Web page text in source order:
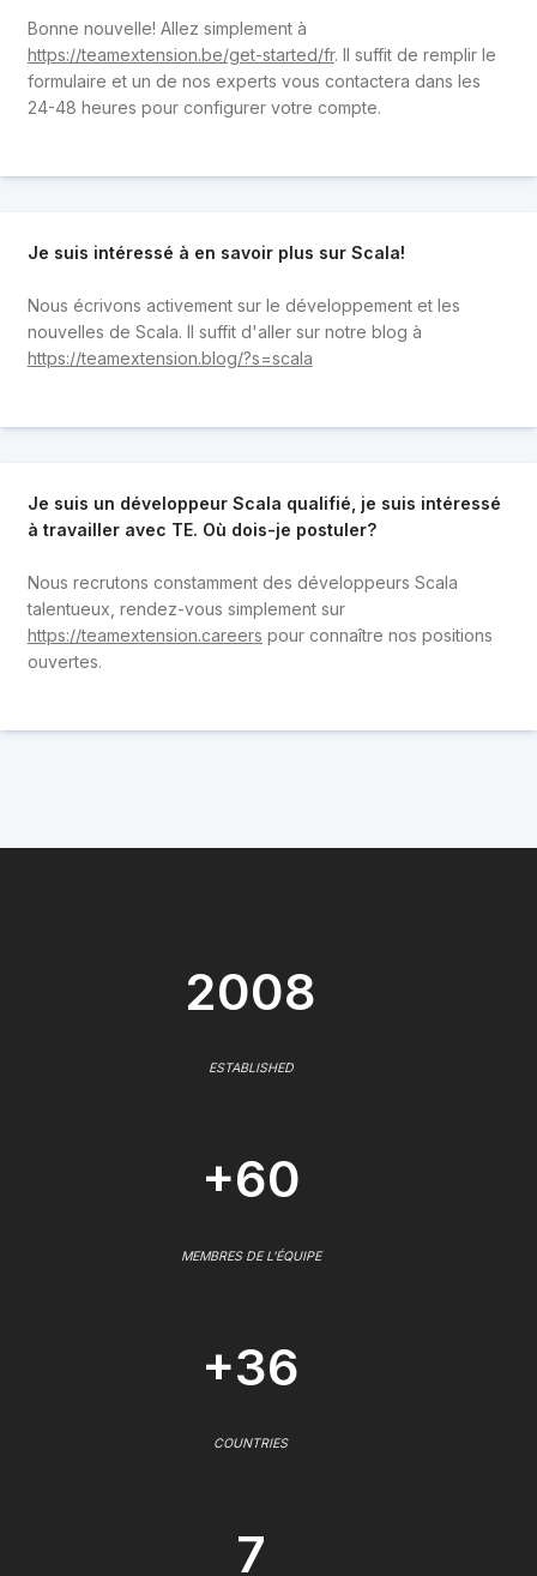
Bonne nouvelle! Allez simplement à
https://teamextension.be/get-started/fr. Il suffit de remplir le
formulaire et un de nos experts vous contactera dans les
24-48 heures pour configurer votre compte.
Je suis intéressé à en savoir plus sur Scala!
Nous écrivons activement sur le développement et les
nouvelles de Scala. Il suffit d'aller sur notre blog à
https://teamextension.blog/?s=scala
Je suis un développeur Scala qualifié, je suis intéressé
à travailler avec TE. Où dois-je postuler?
Nous recrutons constamment des développeurs Scala
talentueux, rendez-vous simplement sur
https://teamextension.careers pour connaître nos positions
ouvertes.
2008
ESTABLISHED
+60
MEMBRES DE L'ÉQUIPE
+36
COUNTRIES
7